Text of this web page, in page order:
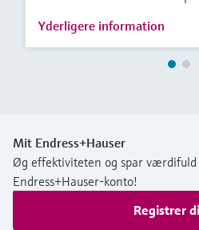
Yderligere information
Mit Endress+Hauser
Øg effektiviteten og spar
Endress+Hauser-konto!
Registrer